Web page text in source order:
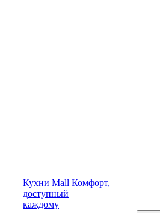
Кухни Mall Комфорт,
доступный
каждому